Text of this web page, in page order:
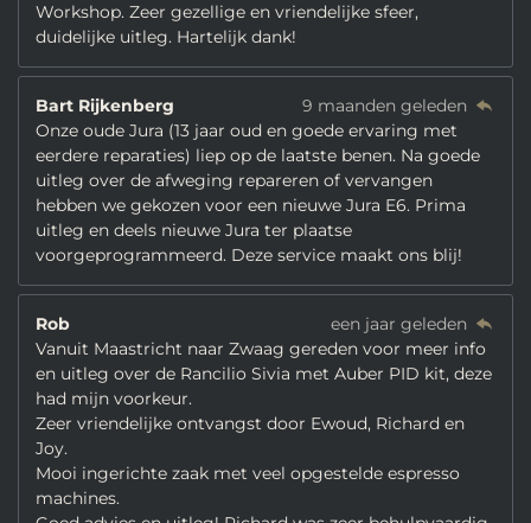
Workshop. Zeer gezellige en vriendelijke sfeer,
duidelijke uitleg. Hartelijk dank!
Bart Rijkenberg
9 maanden geleden
Onze oude Jura (13 jaar oud en goede ervaring met
eerdere reparaties) liep op de laatste benen. Na goede
uitleg over de afweging repareren of vervangen
hebben we gekozen voor een nieuwe Jura E6. Prima
uitleg en deels nieuwe Jura ter plaatse
voorgeprogrammeerd. Deze service maakt ons blij!
Rob
een jaar geleden
Vanuit Maastricht naar Zwaag gereden voor meer info
en uitleg over de Rancilio Sivia met Auber PID kit, deze
had mijn voorkeur.
Zeer vriendelijke ontvangst door Ewoud, Richard en
Joy.
Mooi ingerichte zaak met veel opgestelde espresso
machines.